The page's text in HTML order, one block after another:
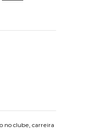
no clube, carreira